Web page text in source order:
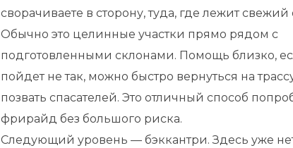
сворачиваете в сторону, туда, где лежит свежий
Обычно это целинные участки прямо рядом с
подготовленными склонами. Помощь близко,
пойдет не так, можно быстро вернуться на
позвать спасателей. Это отличный способ
фрирайд без большого риска.
Следующий уровень — бэккантри. Здесь уже